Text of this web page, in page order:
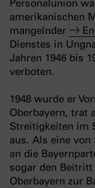
Personalunion
amerikanischen
mangelnder
Dienstes in
Jahren 1946 bis
verboten.
1948 wurde er
Oberbayern, trat
Streitigkeiten im
aus. Als eine von
an die
sogar den Beitritt
Oberbayern zur